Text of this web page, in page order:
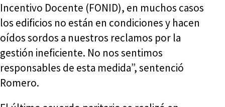
Incentivo Docente (FONID), en muchos casos
los edificios no están en condiciones y hacen
oídos sordos a nuestros reclamos por la
gestión ineficiente. No nos sentimos
responsables de esta medida”, sentenció
Romero.